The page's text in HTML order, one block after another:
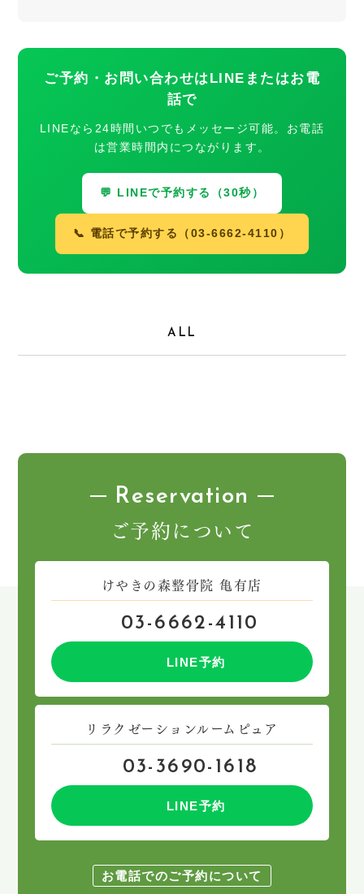
ご予約・お問い合わせはLINEまたはお電
話で
LINEなら24時間いつでもメッセージ可能。お電話
は営業時間内につながります。
💬 LINEで予約する（30秒）
📞 電話で予約する（03-6662-4110）
ALL
Reservation
ご予約について
けやきの森整骨院 亀有店
03-6662-4110
LINE予約
リラクゼーションルームピュア
03-3690-1618
LINE予約
お電話でのご予約について